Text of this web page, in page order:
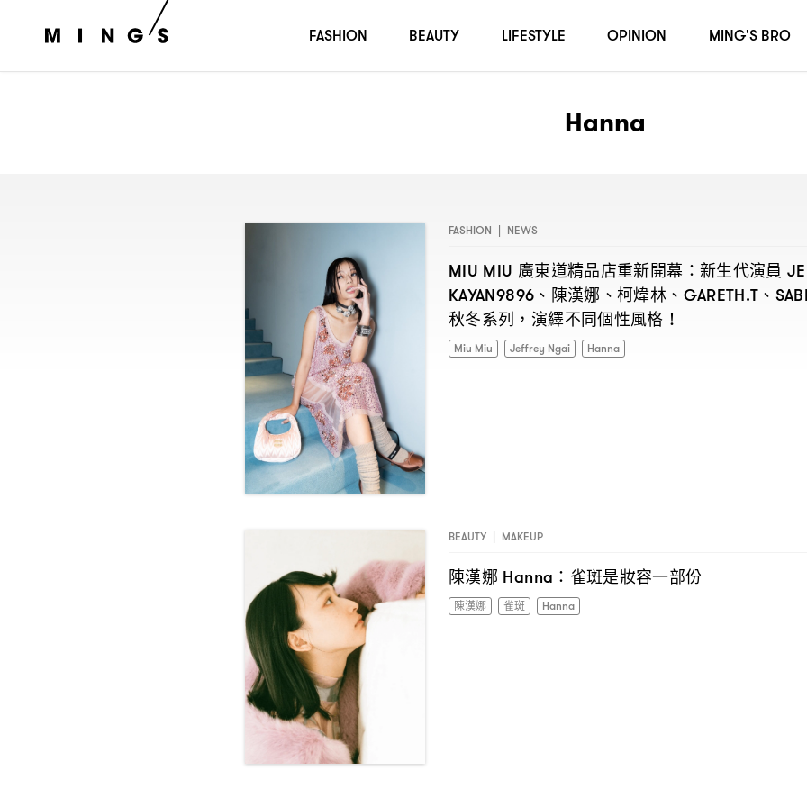
Hanna
FASHION | NEWS
MIU MIU 廣東道精品店重新開幕 ： 新生代演員
KAYAN9896 、陳漢娜、柯煒林、 GARETH.T 、
秋冬系列 ， 演繹不同個性風格 ！
Miu Miu Jeffrey Ngai Hanna
BEAUTY | MAKEUP
陳漢娜 Hanna： 雀斑是妝容一部份
陳漢娜 雀斑 Hanna
FASHION BEAUTY LIFESTYLE OPINION MING'S BRO